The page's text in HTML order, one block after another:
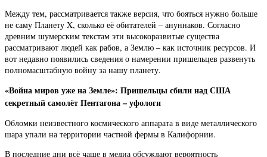
Между тем, рассматривается также версия, что бояться нужно больше
не саму Планету X, сколько её обитателей – ануннаков. Согласно
древним шумерским текстам эти высокоразвитые существа
рассматривают людей как рабов, а Землю – как источник ресурсов. И
вот недавно появились сведения о намерении пришельцев развенуть
полномасштабную войну за нашу планету.
«Война миров уже на Земле»: Пришельцы сбили над США
секретный самолёт Пентагона – уфологи
Обломки неизвестного космического аппарата в виде металлического
шара упали на территории частной фермы в Калифорнии.
В последние дни всё чаще в медиа обсуждают вероятность